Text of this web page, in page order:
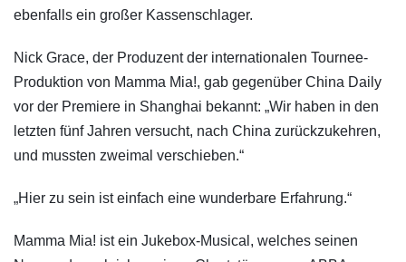
ebenfalls ein großer Kassenschlager.
Nick Grace, der Produzent der internationalen Tournee-
Produktion von Mamma Mia!, gab gegenüber China Daily
vor der Premiere in Shanghai bekannt: „Wir haben in den
letzten fünf Jahren versucht, nach China zurückzukehren,
und mussten zweimal verschieben.“
„Hier zu sein ist einfach eine wunderbare Erfahrung.“
Mamma Mia! ist ein Jukebox-Musical, welches seinen